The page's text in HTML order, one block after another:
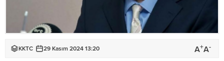
KKTC 29 Kasım 2024 13:20 A+A-